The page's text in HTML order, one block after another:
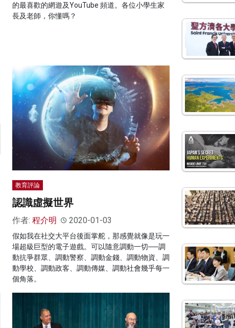
的最喜歡的網遊及YouTube 頻道。各位小學生家
長及老師，你懂嗎？
教育評論
認識虛擬世界
作者: 程介明 2020-01-03
假如我在社交大平台後面掌舵，那感覺就像是玩一
場超級巨型的電子遊戲。可以隨意調動一切──調
動抗爭群眾、調動警察、調動金錢、調動物資、調
動學校、調動政客、調動傳媒、調動社會幾乎每一
個角落。